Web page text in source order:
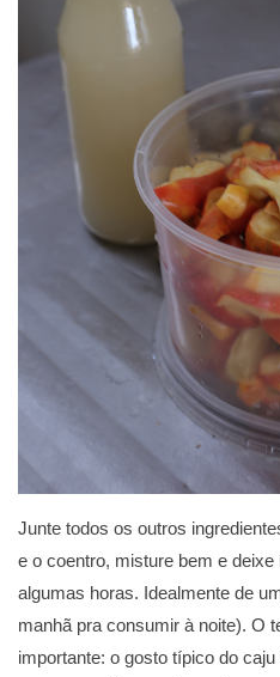
Junte todos os outros
e o coentro, misture bem e
algumas horas. Idealmente de
manhã pra consumir à noite). O
importante: o gosto típico do